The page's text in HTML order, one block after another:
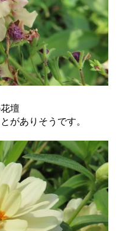
壇
がありそうです。